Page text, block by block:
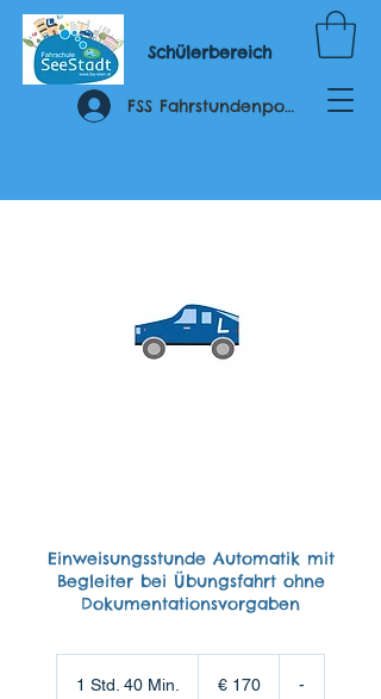
Schülerbereich
FSS Fahrstundenportal
Einweisungsstunde Automatik mit
Begleiter bei Übungsfahrt ohne
Dokumentationsvorgaben
1 Std. 40 Min. € 170 -